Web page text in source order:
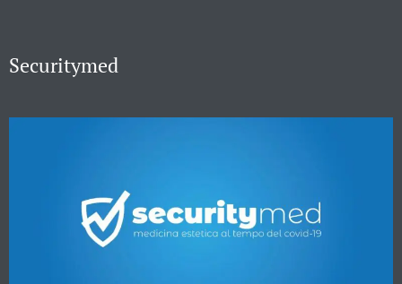
Securitymed